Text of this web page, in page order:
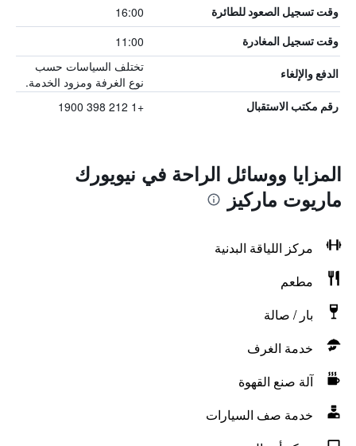
وقت تسجيل الصعود للطائرة 16:00
وقت تسجيل المغادرة 11:00
الدفع والإلغاء
تختلف السياسات حسب
نوع الغرفة ومزود الخدمة.
رقم مكتب الاستقبال +1 212 398 1900
المزايا ووسائل الراحة في نيويورك
ماريوت ماركيز
مركز اللياقة البدنية
مطعم
بار / صالة
خدمة الغرف
آلة صنع القهوة
خدمة صف السيارات